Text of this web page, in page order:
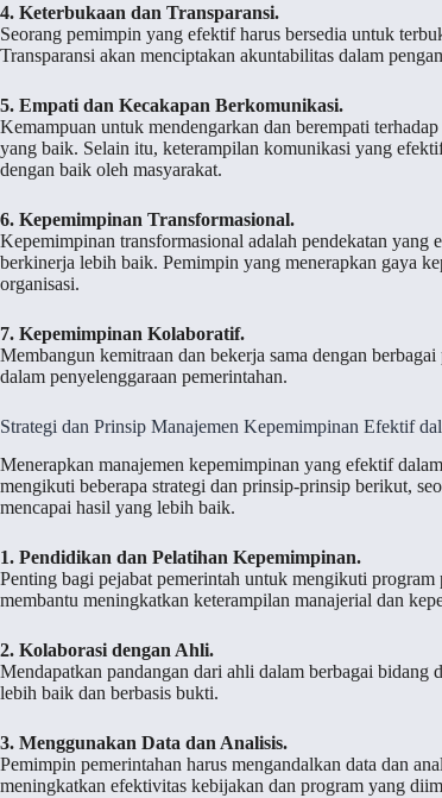
4. Keterbukaan dan Transparansi.
Seorang pemimpin yang efektif harus bersedia untuk
Transparansi akan menciptakan akuntabilitas dalam
5. Empati dan Kecakapan Berkomunikasi.
Kemampuan untuk mendengarkan dan berempati
yang baik. Selain itu, keterampilan komunikasi yang
dengan baik oleh masyarakat.
6. Kepemimpinan Transformasional.
Kepemimpinan transformasional adalah pendekatan
berkinerja lebih baik. Pemimpin yang menerapkan gaya
organisasi.
7. Kepemimpinan Kolaboratif.
Membangun kemitraan dan bekerja sama dengan
dalam penyelenggaraan pemerintahan.
Strategi dan Prinsip Manajemen Kepemimpinan Efektif
Menerapkan manajemen kepemimpinan yang efektif
mengikuti beberapa strategi dan prinsip-prinsip berikut,
mencapai hasil yang lebih baik.
1. Pendidikan dan Pelatihan Kepemimpinan.
Penting bagi pejabat pemerintah untuk mengikuti
membantu meningkatkan keterampilan manajerial dan
2. Kolaborasi dengan Ahli.
Mendapatkan pandangan dari ahli dalam berbagai bidang
lebih baik dan berbasis bukti.
3. Menggunakan Data dan Analisis.
Pemimpin pemerintahan harus mengandalkan data dan
meningkatkan efektivitas kebijakan dan program yang